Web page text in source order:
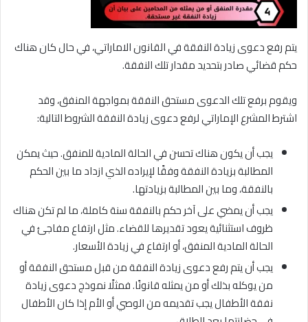
يتم رفع دعوى زيادة النفقة في القانون الاماراتي، في حال كان هناك
حكم قضائي صادر بتحديد مقدار تلك النفقة.
ويقوم برفع تلك الدعوى مستحق النفقة بمواجهة المنفق، وقد
اشترط المشرع الإماراتي لرفع دعوى زيادة النفقة الشروط التالية:
يجب أن يكون هناك تحسن في الحالة المادية للمنفق. حيث يمكن
المطالبة بزيادة النفقة وفقًا لإيراده الذي ازداد ما بين الحكم
بالنفقة، وما بين المطالبة بزيادتها.
يجب أن يمضي على آخر حكم بالنفقة سنة كاملة، ما لم تكن هناك
ظروف استثنائية يعود تقديرها للقضاء. مثل ارتفاع مفاجئ في
الحالة المادية المنفق، أو ارتفاع في زيادة الأسعار.
يجب أن يتم رفع دعوى زيادة النفقة من قبل مستحق النفقة أو
من يوكله بذلك أو من يمثله قانونًا. فمثلًا نموذج دعوى زيادة
نفقة الأطفال يجب تقديمه من الوصي أو الأم إذا كان الأطفال